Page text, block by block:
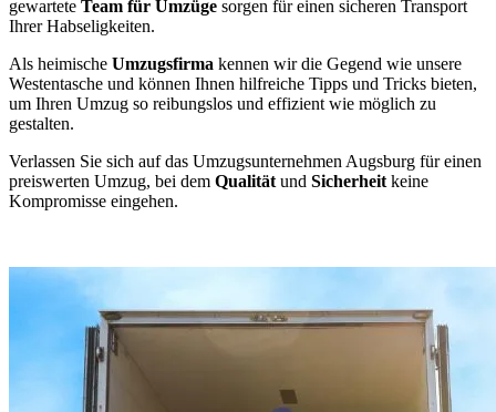
gewartete Team für Umzüge sorgen für einen sicheren Transport
Ihrer Habseligkeiten.
Als heimische Umzugsfirma kennen wir die Gegend wie unsere
Westentasche und können Ihnen hilfreiche Tipps und Tricks bieten,
um Ihren Umzug so reibungslos und effizient wie möglich zu
gestalten.
Verlassen Sie sich auf das Umzugsunternehmen Augsburg für einen
preiswerten Umzug, bei dem Qualität und Sicherheit keine
Kompromisse eingehen.